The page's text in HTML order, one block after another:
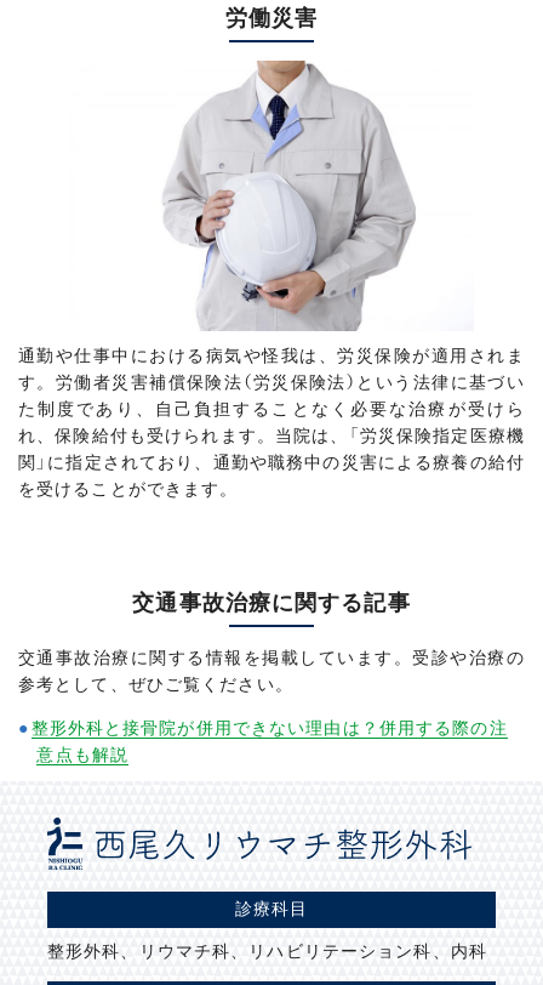
労働災害
通勤や仕事中における病気や怪我は、労災保険が適用されま
す。労働者災害補償保険法（労災保険法）という法律に基づい
た制度であり、自己負担することなく必要な治療が受けら
れ、保険給付も受けられます。当院は、「労災保険指定医療機
関」に指定されており、通勤や職務中の災害による療養の給付
を受けることができます。
交通事故治療に関する記事
交通事故治療に関する情報を掲載しています。受診や治療の
参考として、ぜひご覧ください。
整形外科と接骨院が併用できない理由は？併用する際の注
意点も解説
診療科目
整形外科、リウマチ科、リハビリテーション科、内科